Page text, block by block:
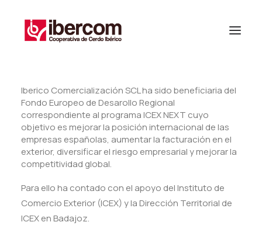
Iberico Comercialización SCL ha sido beneficiaria del
Fondo Europeo de Desarollo Regional
correspondiente al programa ICEX NEXT cuyo
objetivo es mejorar la posición internacional de las
empresas españolas, aumentar la facturación en el
exterior, diversificar el riesgo empresarial y mejorar la
competitividad global.
Para ello ha contado con el apoyo del Instituto de
Comercio Exterior (ICEX) y la Dirección Territorial de
ICEX en Badajoz.